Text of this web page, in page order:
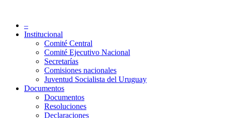
contenido
Partido Socialista de Uruguay
–
Institucional
Comité Central
Comité Ejecutivo Nacional
Secretarías
Comisiones nacionales
Juventud Socialista del Uruguay
Documentos
Documentos
Resoluciones
Declaraciones